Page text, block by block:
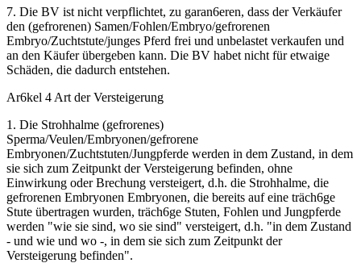
7. Die BV ist nicht verpflichtet, zu garan6eren, dass der Verkäufer
den (gefrorenen) Samen/Fohlen/Embryo/gefrorenen
Embryo/Zuchtstute/junges Pferd frei und unbelastet verkaufen und
an den Käufer übergeben kann. Die BV habet nicht für etwaige
Schäden, die dadurch entstehen.
Ar6kel 4 Art der Versteigerung
1. Die Strohhalme (gefrorenes)
Sperma/Veulen/Embryonen/gefrorene
Embryonen/Zuchtstuten/Jungpferde werden in dem Zustand, in dem
sie sich zum Zeitpunkt der Versteigerung befinden, ohne
Einwirkung oder Brechung versteigert, d.h. die Strohhalme, die
gefrorenen Embryonen Embryonen, die bereits auf eine träch6ge
Stute übertragen wurden, träch6ge Stuten, Fohlen und Jungpferde
werden "wie sie sind, wo sie sind" versteigert, d.h. "in dem Zustand
- und wie und wo -, in dem sie sich zum Zeitpunkt der
Versteigerung befinden".